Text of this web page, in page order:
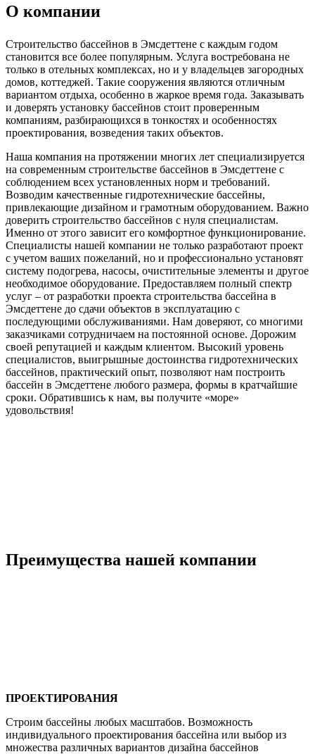
О компании
Строительство бассейнов в Эмсдеттене с каждым годом
становится все более популярным. Услуга востребована не
только в отельных комплексах, но и у владельцев загородных
домов, коттеджей. Такие сооружения являются отличным
вариантом отдыха, особенно в жаркое время года. Заказывать
и доверять установку бассейнов стоит проверенным
компаниям, разбирающихся в тонкостях и особенностях
проектирования, возведения таких объектов.
Наша компания на протяжении многих лет специализируется
на современным строительстве бассейнов в Эмсдеттене с
соблюдением всех установленных норм и требований.
Возводим качественные гидротехнические бассейны,
привлекающие дизайном и грамотным оборудованием. Важно
доверить строительство бассейнов с нуля специалистам.
Именно от этого зависит его комфортное функционирование.
Специалисты нашей компании не только разработают проект
с учетом ваших пожеланий, но и профессионально установят
систему подогрева, насосы, очистительные элементы и другое
необходимое оборудование. Предоставляем полный спектр
услуг – от разработки проекта строительства бассейна в
Эмсдеттене до сдачи объектов в эксплуатацию с
последующими обслуживаниями. Нам доверяют, со многими
заказчиками сотрудничаем на постоянной основе. Дорожим
своей репутацией и каждым клиентом. Высокий уровень
специалистов, выигрышные достоинства гидротехнических
бассейнов, практический опыт, позволяют нам построить
бассейн в Эмсдеттене любого размера, формы в кратчайшие
сроки. Обратившись к нам, вы получите «море»
удовольствия!
Преимущества нашей компании
ПРОЕКТИРОВАНИЯ
Строим бассейны любых масштабов. Возможность
индивидуального проектирования бассейна или выбор из
множества различных вариантов дизайна бассейнов